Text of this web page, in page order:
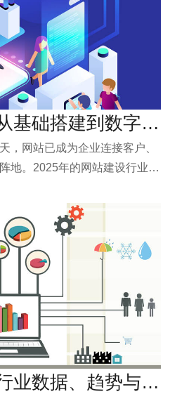
更聪明、更能干；另一边则是
，以对抗技术的冰冷感。
2025年网站建设从基础搭建到数字化运营转型的新趋势
，网站已成为企业连接客户、
地。2025年的网站建设行业，
的深刻转型。本文将结合行业趋
网站建设制作”与“高端网站建
与品牌价值的数字化门户。
2025年网站建设行业数据、趋势与实战指南